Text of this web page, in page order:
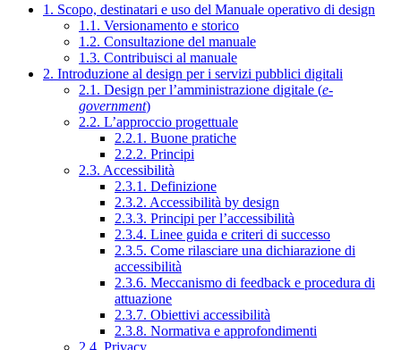
1. Scopo, destinatari e uso del Manuale operativo di design
1.1. Versionamento e storico
1.2. Consultazione del manuale
1.3. Contribuisci al manuale
2. Introduzione al design per i servizi pubblici digitali
2.1. Design per l’amministrazione digitale (e-
government)
2.2. L’approccio progettuale
2.2.1. Buone pratiche
2.2.2. Principi
2.3. Accessibilità
2.3.1. Definizione
2.3.2. Accessibilità by design
2.3.3. Principi per l’accessibilità
2.3.4. Linee guida e criteri di successo
2.3.5. Come rilasciare una dichiarazione di
accessibilità
2.3.6. Meccanismo di feedback e procedura di
attuazione
2.3.7. Obiettivi accessibilità
2.3.8. Normativa e approfondimenti
2.4. Privacy